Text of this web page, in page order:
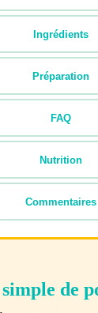
Ingrédients
Préparation
FAQ
Nutrition
Commentaires
de